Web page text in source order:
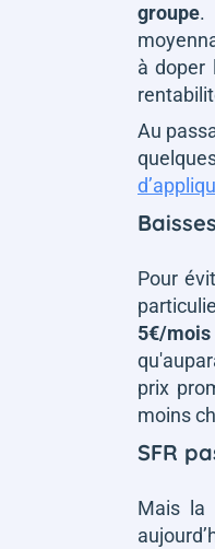
groupe.
à doper
Au
Pour
5€/mois
prix
moins
SFR
Mais la